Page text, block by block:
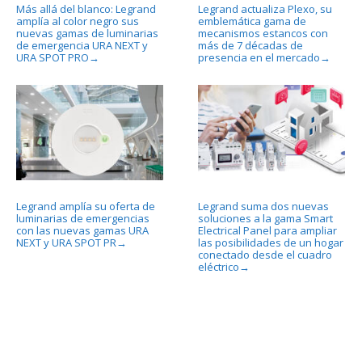
Más allá del blanco: Legrand
amplía al color negro sus
nuevas gamas de luminarias
de emergencia URA NEXT y
URA SPOT PRO →
Legrand actualiza Plexo, su
emblemática gama de
mecanismos estancos con
más de 7 décadas de
presencia en el mercado →
Legrand amplía su oferta de
luminarias de emergencias
con las nuevas gamas URA
NEXT y URA SPOT PR→
Legrand suma dos nuevas
soluciones a la gama Smart
Electrical Panel para ampliar
las posibilidades de un hogar
conectado desde el cuadro
eléctrico →